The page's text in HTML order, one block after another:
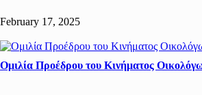
February 17, 2025
Ομιλία Προέδρου του Κινήματος